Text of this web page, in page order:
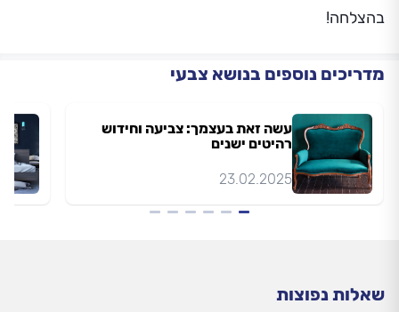
בהצלחה!
מדריכים נוספים בנושא צבעי
עשה זאת בעצמך: צביעה וחידוש
רהיטים ישנים
23.02.2025
שאלות נפוצות